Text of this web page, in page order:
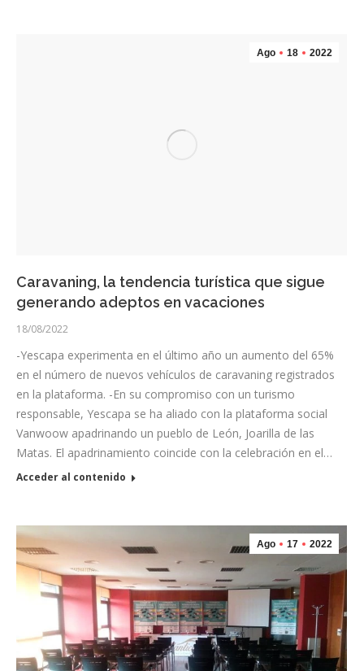
Ago 18 2022
Caravaning, la tendencia turística que sigue
generando adeptos en vacaciones
18/08/2022
-Yescapa experimenta en el último año un aumento del 65%
en el número de nuevos vehículos de caravaning registrados
en la plataforma. -En su compromiso con un turismo
responsable, Yescapa se ha aliado con la plataforma social
Vanwoow apadrinando un pueblo de León, Joarilla de las
Matas. El apadrinamiento coincide con la celebración en el…
Acceder al contenido
Ago 17 2022